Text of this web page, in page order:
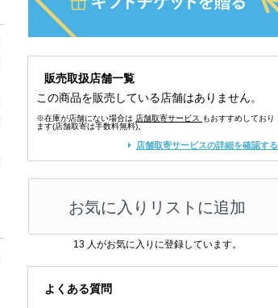
販売取扱店舗一覧
この商品を販売している店舗はありません。
※在庫が店舗にない場合は 店舗取寄サービス
もおすすめしており
ます(店舗取寄は手数料無料)。
店舗取寄サービスの詳細を確認する
お気に入りリストに追加
13人がお気に入りに登録しています。
よくある質問